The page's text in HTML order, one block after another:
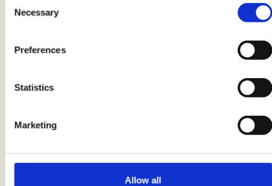
Selection
Necessary
Preferences
Statistics
Marketing
Allow all
Prise Salz, eine Handvoll Thymian und Oregano
und die schwarze Olivenpaste hinzufügen. Um
den leicht säuerlichen Geschmack der Tomaten
zu entfernen, können Sie (nach Belieben) eine
Holzlöffel umrühren. Wenn die Wurst fertig ist,